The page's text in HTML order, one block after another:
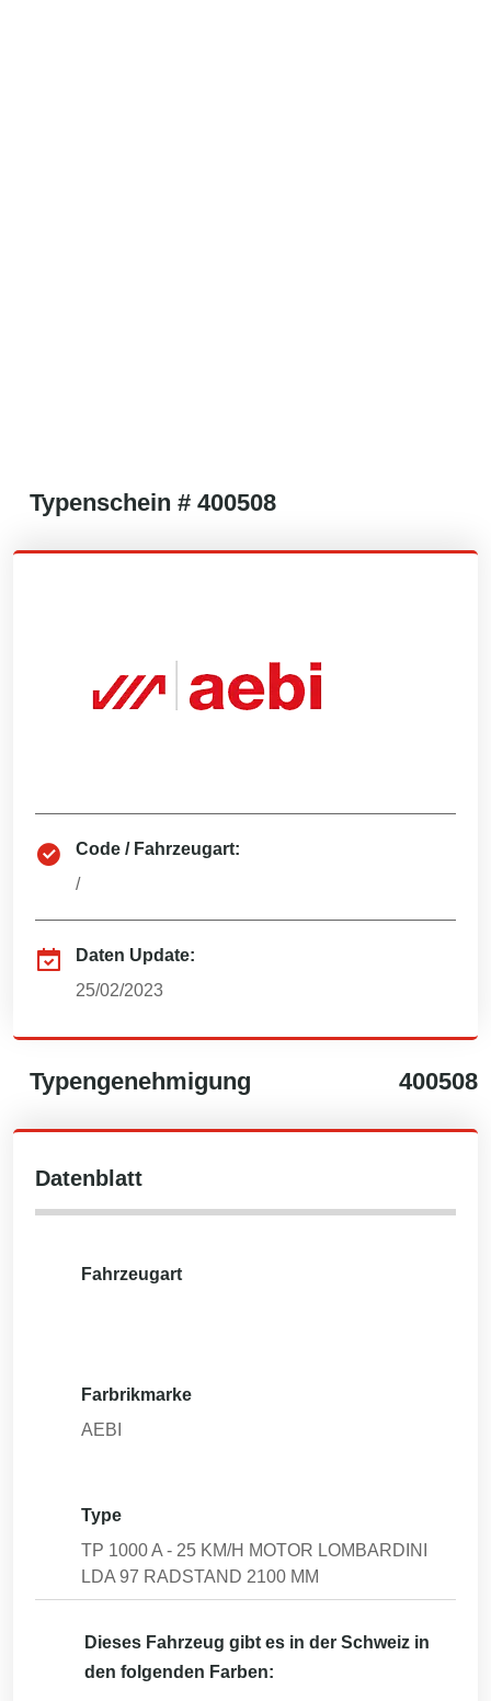
Typenschein # 400508
Code / Fahrzeugart:
/
Daten Update:
25/02/2023
Typengenehmigung 400508
Datenblatt
Fahrzeugart
Farbrikmarke
AEBI
Type
TP 1000 A - 25 KM/H MOTOR LOMBARDINI
LDA 97 RADSTAND 2100 MM
Dieses Fahrzeug gibt es in der Schweiz in
den folgenden Farben: